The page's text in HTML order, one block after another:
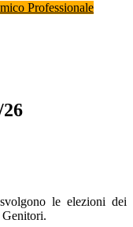
Professionale
le elezioni dei
Genitori.